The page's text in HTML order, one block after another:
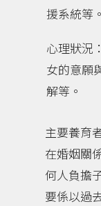
援系統等。
心理狀況
女的意願
解等。
主要養育
在婚姻關
何人負擔
要係以過